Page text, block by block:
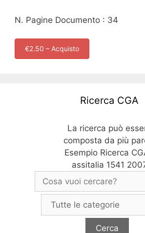
N. Pagine Documento : 34
€2.50 – Acquisto
Ricerca CGA
La ricerca può
composta da più
Esempio Ricerca
assitalia 1541